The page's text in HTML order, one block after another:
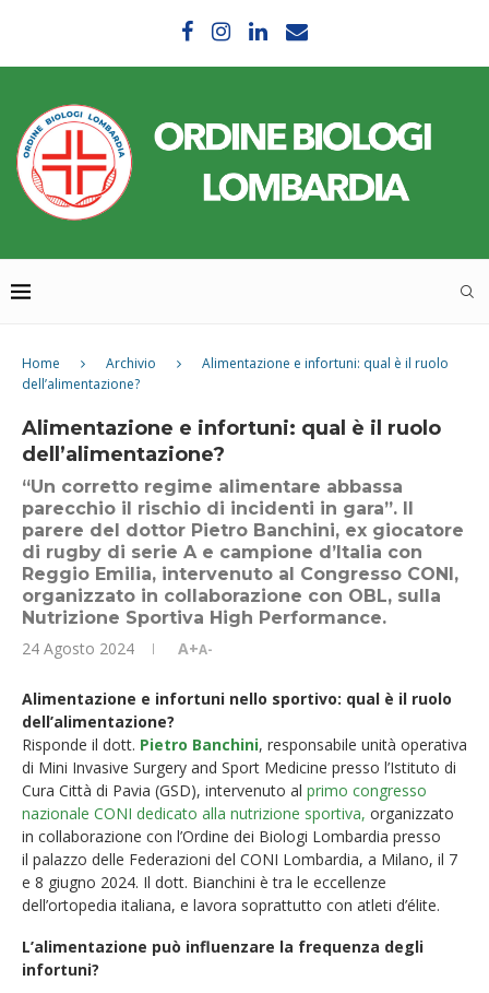
Home Archivio
Alimentazione e infortuni: qual è il ruolo
dell’alimentazione?
Alimentazione e infortuni: qual è il ruolo
dell’alimentazione?
“Un corretto regime alimentare abbassa
parecchio il rischio di incidenti in gara”. Il
parere del dottor Pietro Banchini, ex giocatore
di rugby di serie A e campione d’Italia con
Reggio Emilia, intervenuto al Congresso CONI,
organizzato in collaborazione con OBL, sulla
Nutrizione Sportiva High Performance.
24 Agosto 2024
A+A-
Alimentazione e infortuni nello sportivo: qual è il ruolo
dell’alimentazione?
Risponde il dott. Pietro Banchini, responsabile unità operativa
di Mini Invasive Surgery and Sport Medicine presso l’Istituto di
Cura Città di Pavia (GSD), intervenuto al primo congresso
nazionale CONI dedicato alla nutrizione sportiva, organizzato
in collaborazione con l’Ordine dei Biologi Lombardia presso
il palazzo delle Federazioni del CONI Lombardia, a Milano, il 7
e 8 giugno 2024. Il dott. Bianchini è tra le eccellenze
dell’ortopedia italiana, e lavora soprattutto con atleti d’élite.
L’alimentazione può influenzare la frequenza degli
infortuni?